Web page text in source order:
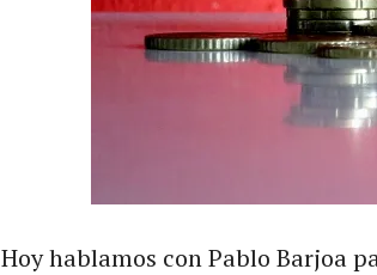
Hoy hablamos con Pablo Barjoa